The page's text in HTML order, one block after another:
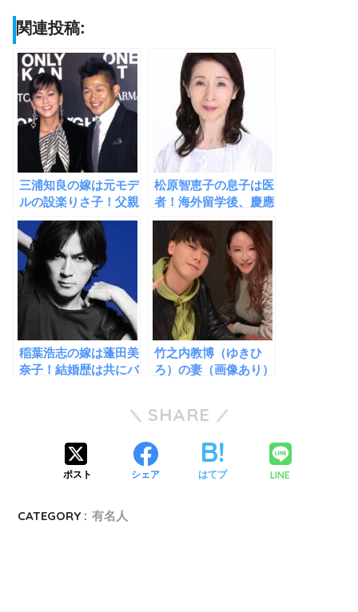
関連投稿:
三浦知良の嫁は元モデ
ルの設楽りさ子！父親
の経歴がハンパない華
麗なる一族！
松原智恵子の息子は医
者！海外留学後、慶應
大学を卒業するほどの
秀才だった！
稲葉浩志の嫁は蓬田美
奈子！結婚歴は共にバ
竹之内教博（ゆきひ
ろ）の妻（画像あり）
SHARE
ポスト シェア はてブ LINE
CATEGORY : 有名人